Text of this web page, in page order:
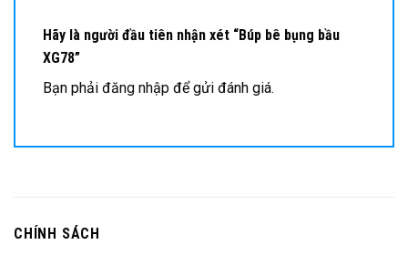
Hãy là người đầu tiên nhận xét “Búp bê bụng bầu
XG78”
Bạn phải đăng nhập để gửi đánh giá.
CHÍNH SÁCH